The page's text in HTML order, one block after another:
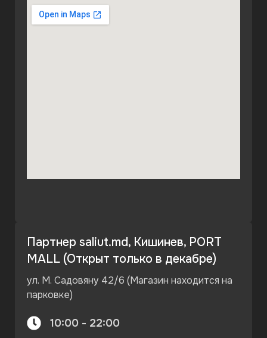
Партнер saliut.md, Кишинев, PORT
MALL (Открыт только в декабре)
ул. М. Садовяну 42/6 (Магазин находится на
парковке)
10:00 - 22:00